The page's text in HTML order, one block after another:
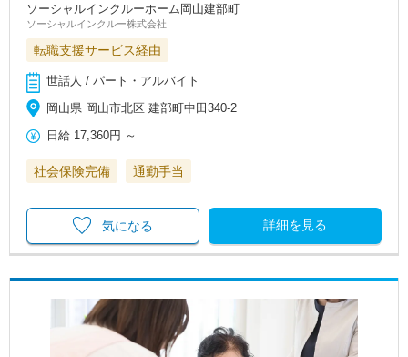
ソーシャルインクルーホーム岡山建部町
ソーシャルインクルー株式会社
転職支援サービス経由
世話人 / パート・アルバイト
岡山県 岡山市北区 建部町中田340-2
日給 17,360円 ～
社会保険完備 通勤手当
詳細を見る
気になる